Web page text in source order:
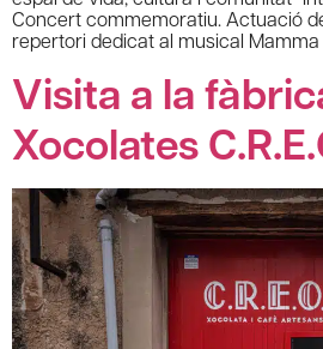
Concert commemoratiu. Actuació
repertori dedicat al musical Mamma
Visita a la
Xocolates